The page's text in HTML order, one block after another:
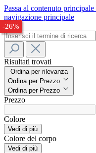
Passa al contenuto principale
navigazione principale
Risultati trovati
Ordina per rilevanza
Ordina per Prezzo
Ordina per Prezzo
Prezzo
Colore
Vedi di più
Colore del corpo
Vedi di più
-26%
-28%
-26%